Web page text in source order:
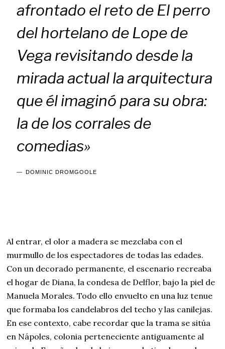
afrontado el reto de El perro
del hortelano de Lope de
Vega revisitando desde la
mirada actual la arquitectura
que él imaginó para su obra:
la de los corrales de
comedias»
DOMINIC DROMGOOLE
Al entrar, el olor a madera se mezclaba con el
murmullo de los espectadores de todas las edades.
Con un decorado permanente, el escenario recreaba
el hogar de Diana, la condesa de Delflor, bajo la piel de
Manuela Morales. Todo ello envuelto en una luz tenue
que formaba los candelabros del techo y las canilejas.
En ese contexto, cabe recordar que la trama se sitúa
en Nápoles, colonia perteneciente antiguamente al